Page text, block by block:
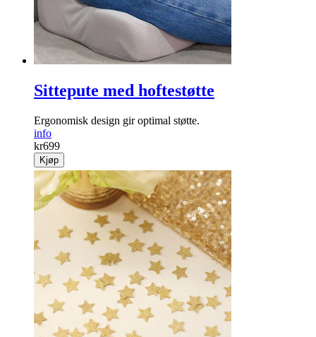
Sittepute med hoftestøtte
Ergonomisk design gir optimal støtte.
info
kr699
Kjøp